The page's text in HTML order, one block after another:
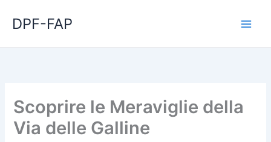
DPF-FAP
Scoprire le Meraviglie della
Via delle Galline